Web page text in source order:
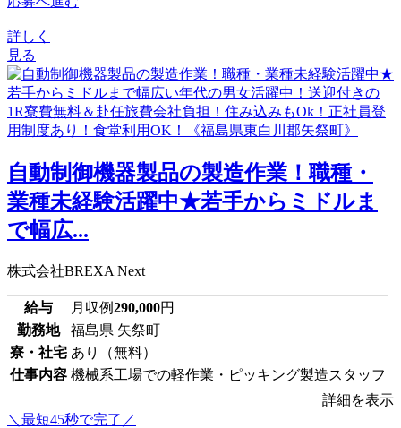
詳しく
見る
自動制御機器製品の製造作業！職種・
業種未経験活躍中★若手からミドルま
で幅広...
株式会社BREXA Next
給与 月収例290,000円
勤務地
福島県 矢祭町
寮・社宅 あり（無料）
仕事内容 機械系工場での軽作業・ピッキング製造スタッフ
詳細を表示
＼最短45秒で完了／